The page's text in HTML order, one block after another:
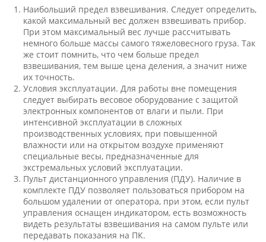
Наибольший предел взвешивания. Следует определить,
какой максимальный вес должен взвешивать прибор.
При этом максимальный вес лучше рассчитывать
немного больше массы самого тяжеловесного груза. Так
же стоит помнить, что чем больше предел
взвешивания, тем выше цена деления, а значит ниже
их точность.
Условия эксплуатации. Для работы вне помещения
следует выбирать весовое оборудование с защитой
электронных компонентов от влаги и пыли. При
интенсивной эксплуатации в сложных
производственных условиях, при повышенной
влажности или на открытом воздухе применяют
специальные весы, предназначенные для
экстремальных условий эксплуатации.
Пульт дистанционного управления (ПДУ). Наличие в
комплекте ПДУ позволяет пользоваться прибором на
большом удалении от оператора, при этом, если пульт
управления оснащен индикатором, есть возможность
видеть результаты взвешивания на самом пульте или
передавать показания на ПК.